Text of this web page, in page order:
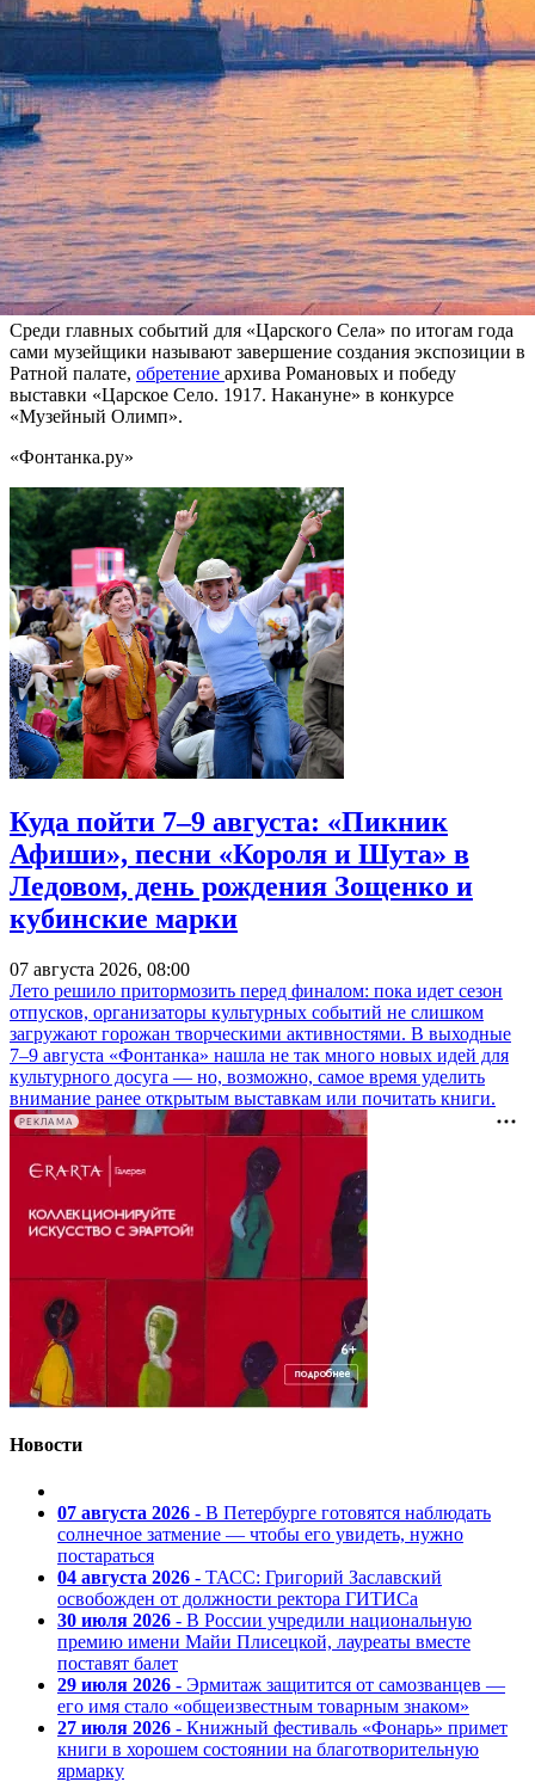
По итогам 2017 года музей-заповдник «Царское Село»
поставил рекорд — его посетило около 3,9 миллиона человек,
что на 200 тысяч больше, чем годом ранее. Однако хорошей
эту новость не назовешь, если смотреть с точки зрения
сохранности и безопасности экспонатов и интерьеров.
Министерство культуры со ссылкой на музейсообщает, что в
нем «достигнут пик посещаемости, и больше посещений
музей физически не может обеспечить». Дело в том, что сама
архитектура Екатерининского дворца не позволяет водить по
нему безграничные толпы туристов: он построен по типу
узких анфилад.
Среди главных событий для «Царского Села» по итогам года
сами музейщики называют завершение создания экспозиции в
Ратной палате, обретение архива Романовых и победу
выставки «Царское Село. 1917. Накануне» в конкурсе
«Музейный Олимп».
«Фонтанка.ру»
Куда пойти 7–9 августа: «Пикник
Афиши», песни «Короля и Шута» в
Ледовом, день рождения Зощенко и
кубинские марки
07 августа 2026, 08:00
Лето решило притормозить перед финалом: пока идет сезон
отпусков, организаторы культурных событий не слишком
загружают горожан творческими активностями. В выходные
7–9 августа «Фонтанка» нашла не так много новых идей для
культурного досуга — но, возможно, самое время уделить
внимание ранее открытым выставкам или почитать книги.
РЕКЛАМА
Новости
07 августа 2026 - В Петербурге готовятся наблюдать
солнечное затмение — чтобы его увидеть, нужно
постараться
04 августа 2026 - ТАСС: Григорий Заславский
освобожден от должности ректора ГИТИСа
30 июля 2026 - В России учредили национальную
премию имени Майи Плисецкой, лауреаты вместе
поставят балет
29 июля 2026 - Эрмитаж защитится от самозванцев —
его имя стало «общеизвестным товарным знаком»
27 июля 2026 - Книжный фестиваль «Фонарь» примет
книги в хорошем состоянии на благотворительную
ярмарку